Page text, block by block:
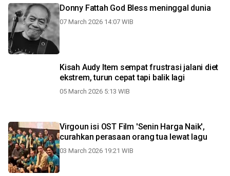
Donny Fattah God Bless meninggal dunia
07 March 2026 14:07 WIB
Kisah Audy Item sempat frustrasi jalani diet
ekstrem, turun cepat tapi balik lagi
05 March 2026 5:13 WIB
Virgoun isi OST Film 'Senin Harga Naik',
curahkan perasaan orang tua lewat lagu
03 March 2026 19:21 WIB